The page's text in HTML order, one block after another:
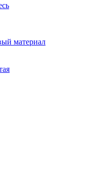
материал